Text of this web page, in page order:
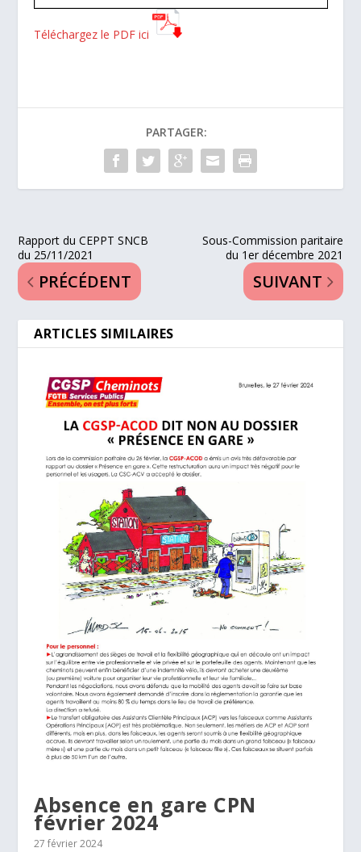
Téléchargez le PDF ici
PARTAGER:
Rapport du CEPPT SNCB
du 25/11/2021
PRÉCÉDENT
Sous-Commission paritaire
du 1er décembre 2021
SUIVANT
ARTICLES SIMILAIRES
Absence en gare CPN
février 2024
27 février 2024